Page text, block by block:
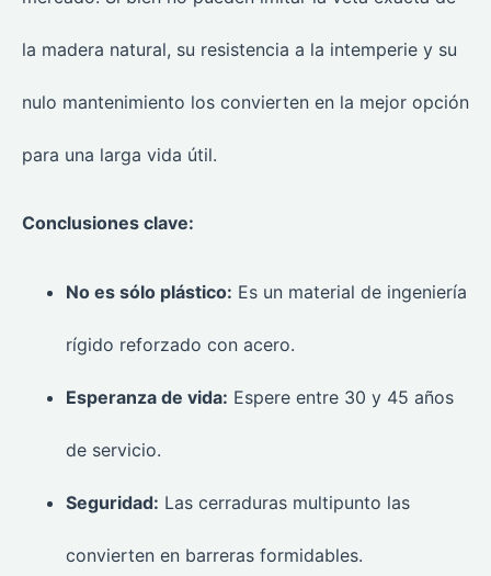
la madera natural, su resistencia a la intemperie y su
nulo mantenimiento los convierten en la mejor opción
para una larga vida útil.
Conclusiones clave:
No es sólo plástico: Es un material de ingeniería
rígido reforzado con acero.
Esperanza de vida: Espere entre 30 y 45 años
de servicio.
Seguridad: Las cerraduras multipunto las
convierten en barreras formidables.